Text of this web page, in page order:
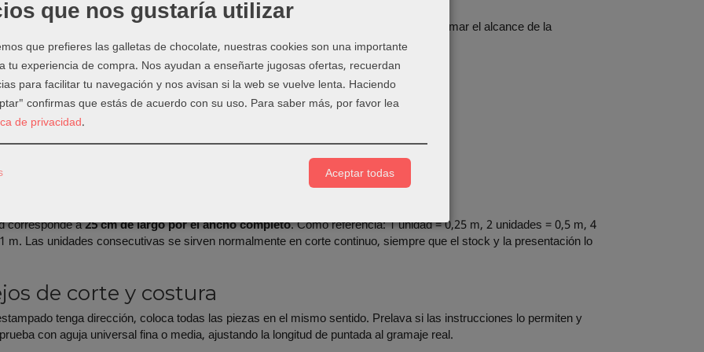
indica certificación
GOTS
. Consulta siempre la información del producto para confirmar el alcance de la
y las instrucciones de cuidado.
coser
blusas, camisas, faldas y ropa infantil.
quilting y aplicaciones textiles.
neceseres, estuches y forros.
organizadores, delantales y regalos handmade.
corresponde a25 cm de largo por el ancho completo. Como referencia: 1 unidad = 0,25 m, 2 unidades = 0,5 m, 4
m. Las unidades consecutivas se sirven normalmente en corte continuo, siempre que el stock y la presentación lo
de corte y costura
tenga dirección, coloca todas las piezas en el mismo sentido. Prelava si las instrucciones lo permiten y
con aguja universal fina o media, ajustando la longitud de puntada al gramaje real.
que nos gustaría utilizar
que prefieres las galletas de chocolate, nuestras cookies son una importante
tu experiencia de compra. Nos ayudan a enseñarte jugosas ofertas, recuerdan
para facilitar tu navegación y nos avisan si la web se vuelve lenta. Haciendo
confirmas que estás de acuerdo con su uso. Para saber más, por favor lea
de privacidad.
Aceptar todas